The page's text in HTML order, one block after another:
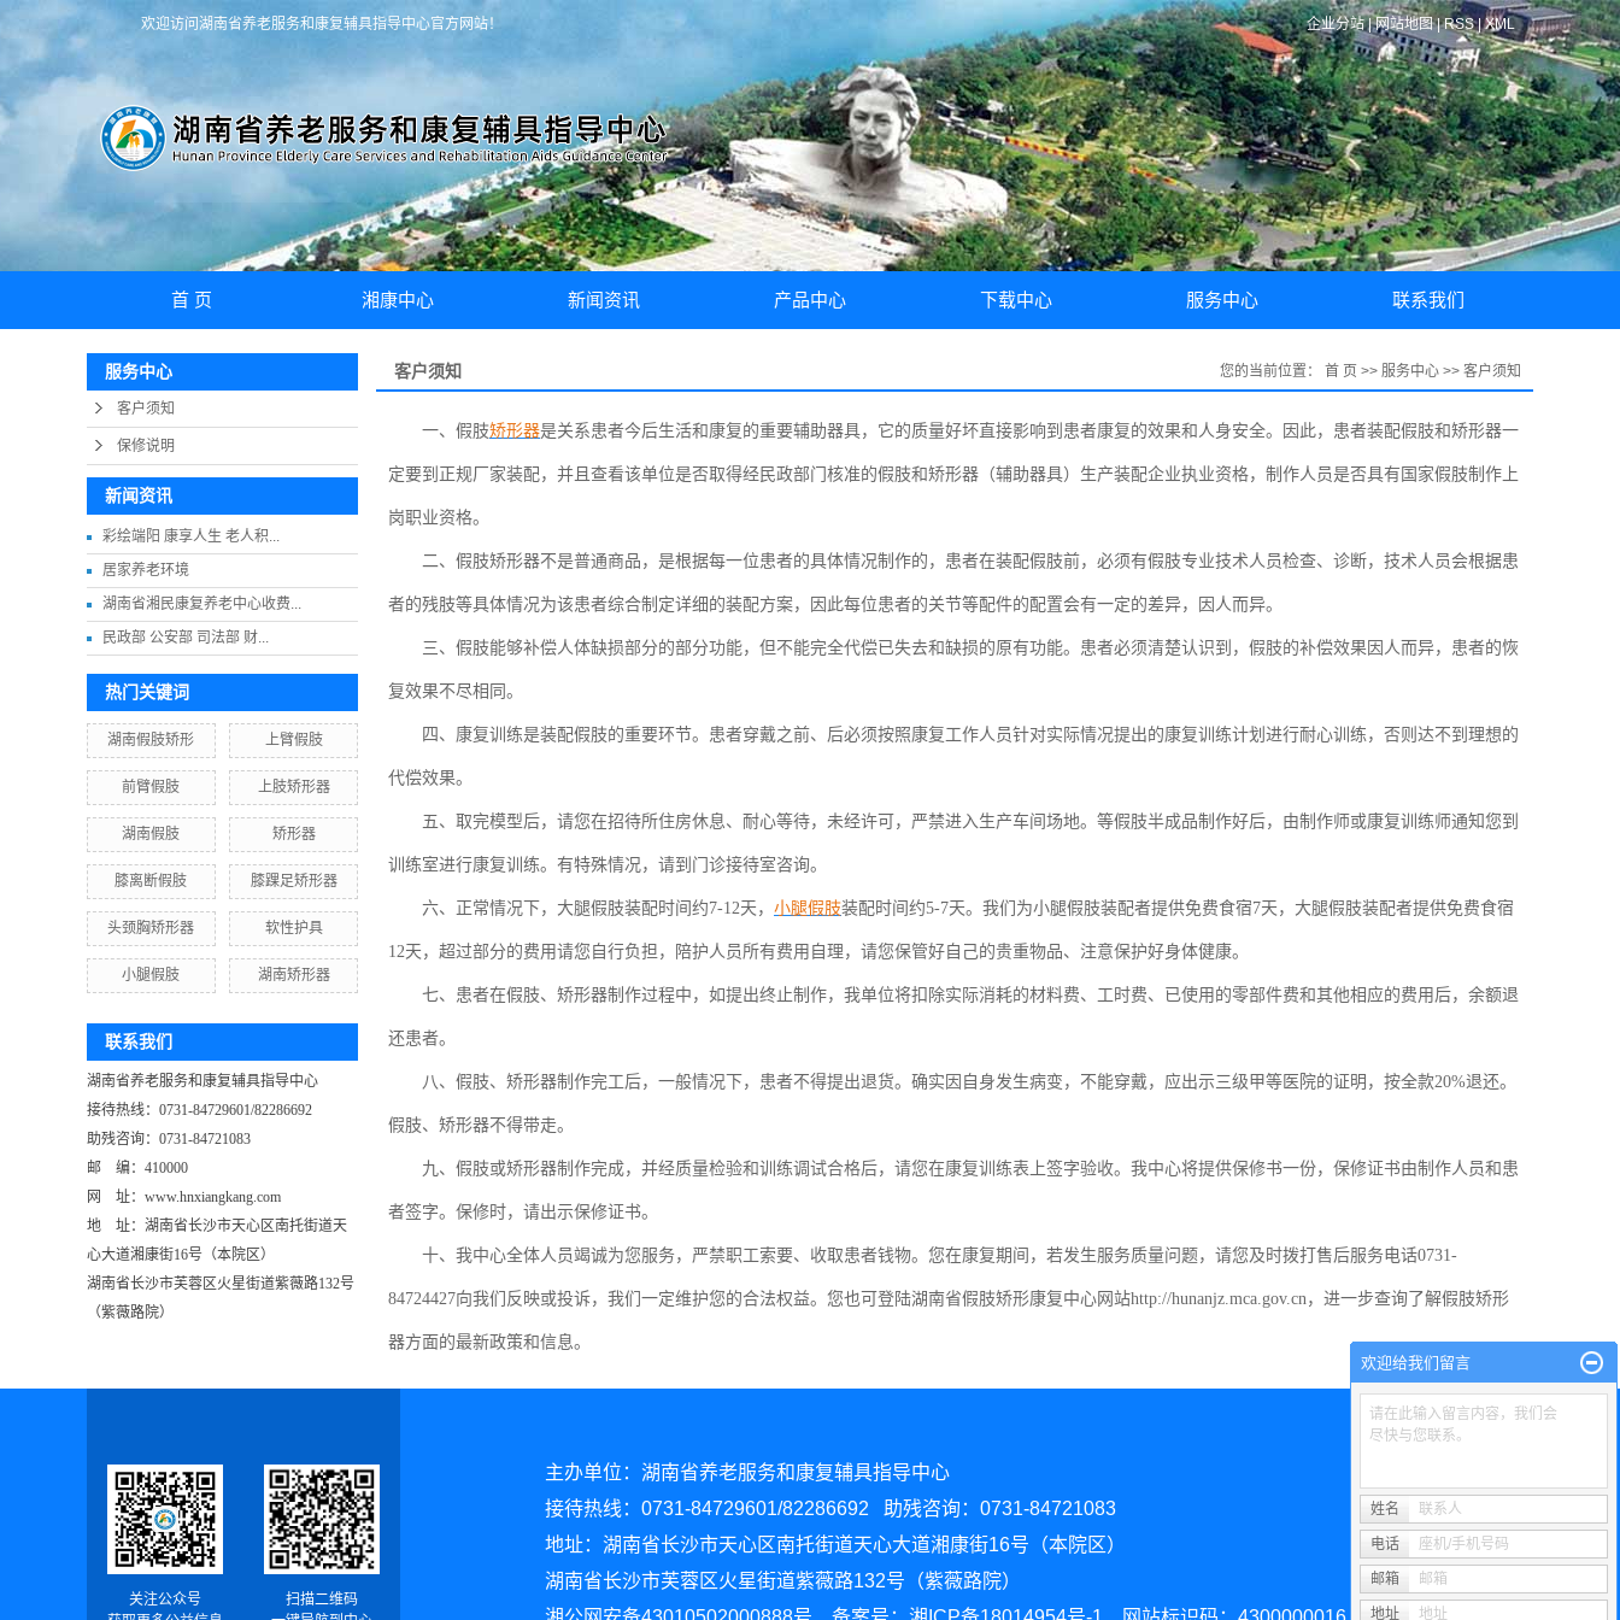
欢迎访问湖南省养老服务和康复辅具指导中心官方网站！ 企业分站|网站地图|RSS|XML
首 页 湘康中心
中心介绍
荣誉资质
中心环境
新闻资讯
通知公告
党建工作
康复辅具
养老服务
政策法规
产品中心
矫形器
软性护具
下载中心 服务中心
保修说明
联系我们
服务中心
客户须知
保修说明
新闻资讯
彩绘端阳 康享人生 老人积...
居家养老环境
湖南省湘民康复养老中心收费...
民政部 公安部 司法部 财...
热门关键词
湖南假肢矫形 上臂假肢
前臂假肢 上肢矫形器
湖南假肢 矫形器
膝离断假肢 膝踝足矫形器
头颈胸矫形器 软性护具
小腿假肢 湖南矫形器
联系我们
湖南省养老服务和康复辅具指导中心
接待热线：0731-84729601/82286692
助残咨询：0731-84721083
邮 编：410000
网 址：www.hnxiangkang.com
地 址： 湖南省长沙市天心区南托街道天
心大道湘康街16号（本院区）
湖南省长沙市芙蓉区火星街道紫薇路132号
（紫薇路院）
客户须知 您的当前位置： 首 页 >> 服务中心 >> 客户须知
一、假肢矫形器是关系患者今后生活和康复的重要辅助器具，它的质量好坏直接影响到患者康复的效果和人身安全。因此，患者装配假肢和矫形器一
定要到正规厂家装配，并且查看该单位是否取得经民政部门核准的假肢和矫形器（辅助器具）生产装配企业执业资格，制作人员是否具有国家假肢制作上
岗职业资格。
二、假肢矫形器不是普通商品，是根据每一位患者的具体情况制作的，患者在装配假肢前，必须有假肢专业技术人员检查、诊断，技术人员会根据患
者的残肢等具体情况为该患者综合制定详细的装配方案，因此每位患者的关节等配件的配置会有一定的差异，因人而异。
三、假肢能够补偿人体缺损部分的部分功能，但不能完全代偿已失去和缺损的原有功能。患者必须清楚认识到，假肢的补偿效果因人而异，患者的恢
复效果不尽相同。
四、康复训练是装配假肢的重要环节。患者穿戴之前、后必须按照康复工作人员针对实际情况提出的康复训练计划进行耐心训练，否则达不到理想的
代偿效果。
五、取完模型后，请您在招待所住房休息、耐心等待，未经许可，严禁进入生产车间场地。等假肢半成品制作好后，由制作师或康复训练师通知您到
训练室进行康复训练。有特殊情况，请到门诊接待室咨询。
六、正常情况下，大腿假肢装配时间约7-12天， 小腿假肢装配时间约5-7天。我们为小腿假肢装配者提供免费食宿7天，大腿假肢装配者提供免费食宿
12天，超过部分的费用请您自行负担，陪护人员所有费用自理，请您保管好自己的贵重物品、注意保护好身体健康。
七、患者在假肢、矫形器制作过程中，如提出终止制作，我单位将扣除实际消耗的材料费、工时费、已使用的零部件费和其他相应的费用后，余额退
还患者。
八、假肢、矫形器制作完工后，一般情况下，患者不得提出退货。确实因自身发生病变，不能穿戴，应出示三级甲等医院的证明，按全款20%退还。
假肢、矫形器不得带走。
九、假肢或矫形器制作完成，并经质量检验和训练调试合格后，请您在康复训练表上签字验收。我中心将提供保修书一份，保修证书由制作人员和患
者签字。保修时，请出示保修证书。
十、我中心全体人员竭诚为您服务，严禁职工索要、收取患者钱物。您在康复期间，若发生服务质量问题，请您及时拨打售后服务电话0731-
84724427向我们反映或投诉，我们一定维护您的合法权益。您也可登陆湖南省假肢矫形康复中心网站http://hunanjz.mca.gov.cn， 进一步查询了解假肢矫形
器方面的最新政策和信息。
关注公众号
扫描二维码
主办单位：湖南省养老服务和康复辅具指导中心
接待热线：0731-84729601/82286692 助残咨询：0731-84721083
地址： 湖南省长沙市天心区南托街道天心大道湘康街16号（本院区）
湖南省长沙市芙蓉区火星街道紫薇路132号（紫薇路院）
欢迎给我们留言
请在此输入留言内容，我们会
尽快与您联系。
姓名 联系人
电话 座机/手机号码
邮箱 邮箱
地址 地址